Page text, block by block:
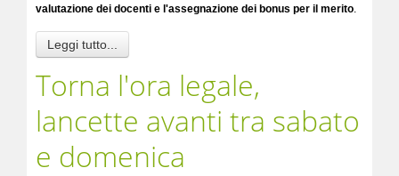
valutazione dei docenti e l'assegnazione dei bonus per il merito.
Leggi tutto...
Torna l'ora legale,
lancette avanti tra sabato
e domenica